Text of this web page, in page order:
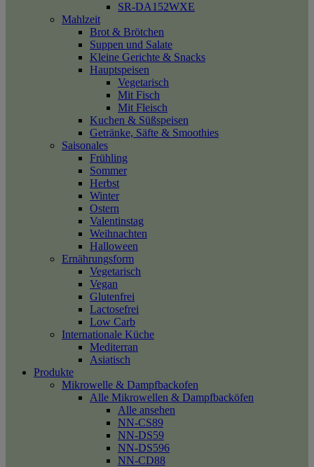
SR-DA152WXE
Mahlzeit
Brot & Brötchen
Suppen und Salate
Kleine Gerichte & Snacks
Hauptspeisen
Vegetarisch
Mit Fisch
Mit Fleisch
Kuchen & Süßspeisen
Getränke, Säfte & Smoothies
Saisonales
Frühling
Sommer
Herbst
Winter
Ostern
Valentinstag
Weihnachten
Halloween
Ernährungsform
Vegetarisch
Vegan
Glutenfrei
Lactosefrei
Low Carb
Internationale Küche
Mediterran
Asiatisch
Produkte
Mikrowelle & Dampfbackofen
Alle Mikrowellen & Dampfbacköfen
Alle ansehen
NN-CS89
NN-DS59
NN-DS596
NN-CD88